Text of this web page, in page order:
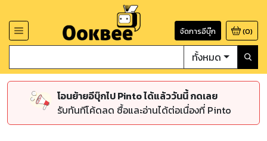
จัดการอีบุ๊ก (0)
ทั้งหมด
โอนย้ายอีบุ๊กไป Pinto ได้แล้ววันนี้ กดเลย
รับทันทีโค้ดลด ซื้อและอ่านได้ต่อเนื่องที่ Pinto